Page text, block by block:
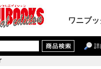
ワニブ